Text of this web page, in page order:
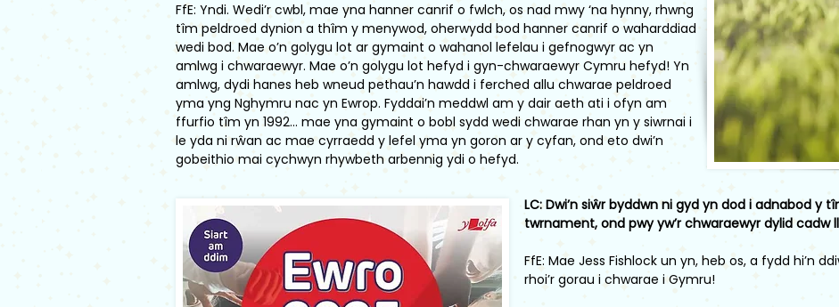
FfE: Yndi. Wedi’r cwbl, mae yna hanner canrif o fwlch, os nad mwy ‘na hynny, rhwng
tîm peldroed dynion a thîm y menywod, oherwydd bod hanner canrif o waharddiad
wedi bod. Mae o’n golygu lot ar gymaint o wahanol lefelau i gefnogwyr ac yn
amlwg i chwaraewyr. Mae o’n golygu lot hefyd i gyn-chwaraewyr Cymru hefyd! Yn
amlwg, dydi hanes heb wneud pethau’n hawdd i ferched allu chwarae peldroed
yma yng Nghymru nac yn Ewrop. Fyddai’n meddwl am y dair aeth ati i ofyn am
ffurfio tîm yn 1992... mae yna gymaint o bobl sydd wedi chwarae rhan yn y siwrnai i
le yda ni rŵan ac mae cyrraedd y lefel yma yn goron ar y cyfan, ond eto dwi’n
gobeithio mai cychwyn rhywbeth arbennig ydi o hefyd.
LC: Dwi’n siŵr byddwn ni gyd yn dod i adnabod y
twrnament, ond pwy yw’r chwaraewyr dylid cadw
FfE: Mae Jess Fishlock un yn, heb os, a fydd hi’n
rhoi’r gorau i chwarae i Gymru!